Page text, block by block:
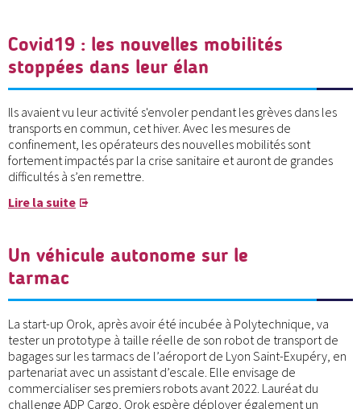
Covid19 : les nouvelles mobilités
stoppées dans leur élan
Ils avaient vu leur activité s'envoler pendant les grèves dans les
transports en commun, cet hiver. Avec les mesures de
confinement, les opérateurs des nouvelles mobilités sont
fortement impactés par la crise sanitaire et auront de grandes
difficultés à s’en remettre.
Lire la suite
Un véhicule autonome sur le
tarmac
La start-up Orok, après avoir été incubée à Polytechnique, va
tester un prototype à taille réelle de son robot de transport de
bagages sur les tarmacs de l’aéroport de Lyon Saint-Exupéry, en
partenariat avec un assistant d’escale. Elle envisage de
commercialiser ses premiers robots avant 2022. Lauréat du
challenge ADP Cargo, Orok espère déployer également un